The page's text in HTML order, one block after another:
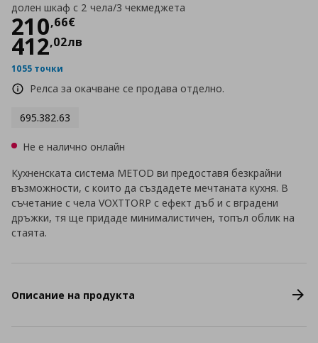
долен шкаф с 2 чела/3 чекмеджета
210,66€
Цена
412,02лв
1055 точки
Релса за окачване се продава отделно.
695.382.63
Не е налично онлайн
Кухненската система METOD ви предоставя безкрайни
възможности, с които да създадете мечтаната кухня. В
съчетание с чела VOXTTORP с ефект дъб и с вградени
дръжки, тя ще придаде минималистичен, топъл облик на
стаята.
Описание на продукта